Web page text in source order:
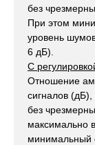
без
При этом
уровень
6 дБ).
С
Отношение
сигналов
без
максимально
минимальный